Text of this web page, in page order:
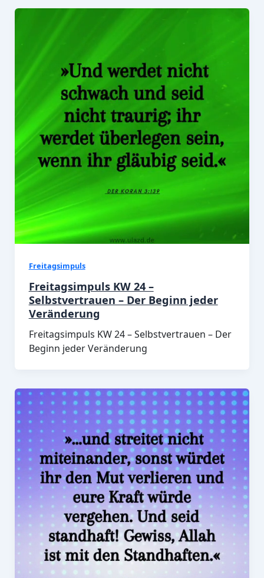
Freitagsimpuls
Freitagsimpuls KW 24 –
Selbstvertrauen – Der Beginn jeder
Veränderung
Freitagsimpuls KW 24 – Selbstvertrauen – Der
Beginn jeder Veränderung